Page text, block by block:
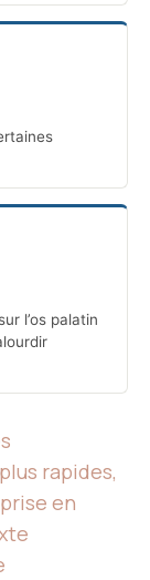
l’os palatin
rapides,
en